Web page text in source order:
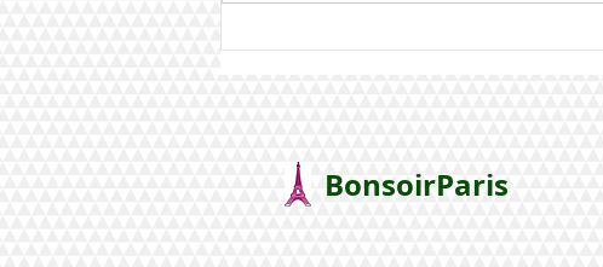
BonsoirParis